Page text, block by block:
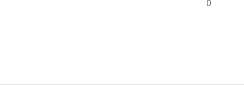
s
e
0